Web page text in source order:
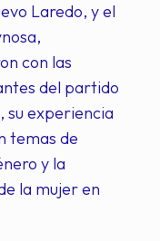
Laredo, y el
con las
del partido
su experiencia
temas de
y la
la mujer en